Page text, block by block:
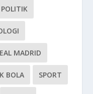
POLITIK
MADRID
BOLA SPORT